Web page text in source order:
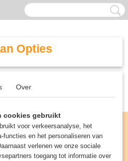
Opties
Over
cookies gebruikt
voor verkeersanalyse, het
functies en het personaliseren van
verlenen we onze sociale
toegang tot informatie over